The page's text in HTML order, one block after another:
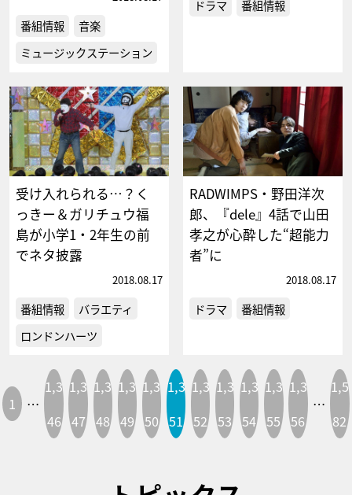
番組情報
音楽
ミュージックステーション
ドラマ 番組情報
受け入れられる…？く
っきー＆ガリチュウ福
島が小学1・2年生の前
でネタ披露
2018.08.17
番組情報
バラエティ
ロンドンハーツ
RADWIMPS・野田洋次
郎、『dele』4話で山田
孝之が心酔した“超能力
者”に
2018.08.17
ドラマ 番組情報
1 …
1,3
46
1,3
47
1,3
48
1,3
49
1,3
50
1,3
51
1,3
52
1,3
53
1,3
54
1,3
55
1,3
56
…
1,5
82